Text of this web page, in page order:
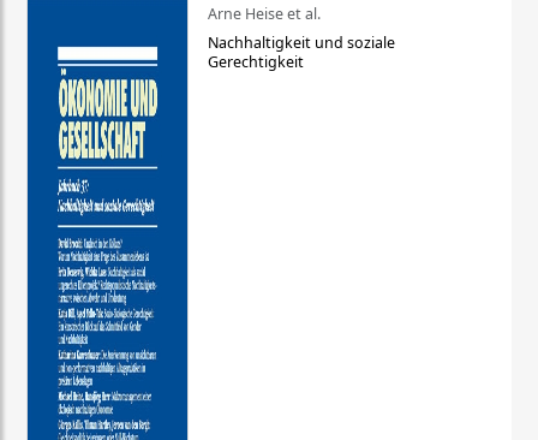
Arne Heise et al.
Nachhaltigkeit und soziale
Gerechtigkeit